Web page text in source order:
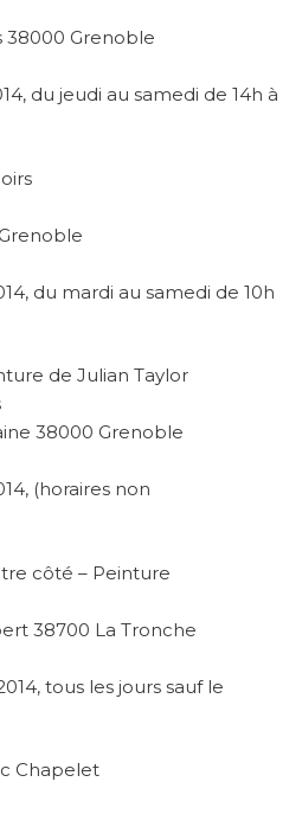
38000 Grenoble
du jeudi au samedi de 14h à
du mardi au samedi de 10h
de Julian Taylor
38000 Grenoble
(horaires non
côté – Peinture
38700 La Tronche
tous les jours sauf le
Chapelet